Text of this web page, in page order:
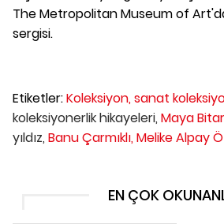
The Metropolitan Museum of
sergisi.
Etiketler:Koleksiyon,sanat
koleksiyonerlik hikayeleri, Maya
yıldız, Banu Çarmıklı,Melike Alpay
EN ÇOK